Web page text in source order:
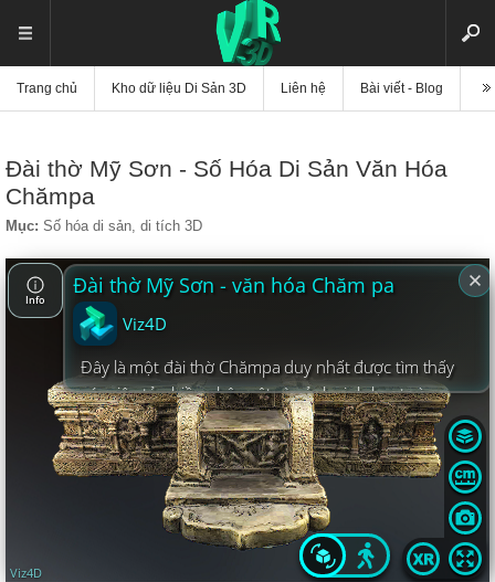
Trang chủ Kho dữ liệu Di Sản 3D Liên hệ Bài viết - Blog
Đài thờ Mỹ Sơn - Số Hóa Di Sản Văn Hóa
Chămpa
Mục: Số hóa di sản, di tích 3D